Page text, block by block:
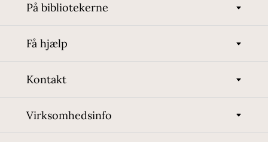
På bibliotekerne
Få hjælp
Kontakt
Virksomhedsinfo